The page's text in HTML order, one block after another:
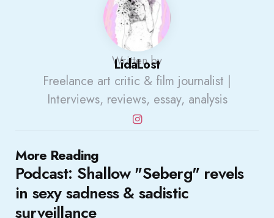
Written by
LidaLost
Freelance art critic & film journalist |
Interviews, reviews, essay, analysis
More Reading
Post
navigation
Podcast: Shallow "Seberg" revels
in sexy sadness & sadistic
surveillance